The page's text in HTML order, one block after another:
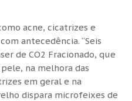
acne, cicatrizes e
antecedência. “Seis
de CO2 Fracionado, que
na melhora das
em geral e na
dispara microfeixes de